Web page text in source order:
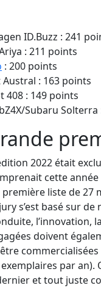
ID.Buzz : 241
: 211 points
: 200 points
Austral : 163 points
408 : 149 points
Subaru Solterra
2022 était
cette
première listede27
s’est basé sur de
l’innovation,
doivent
par an).
et tout juste